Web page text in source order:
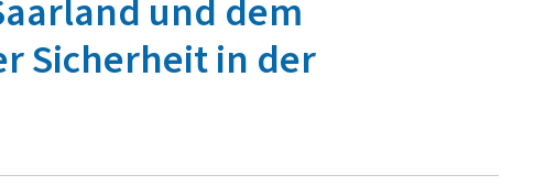
und dem
Sicherheit in der